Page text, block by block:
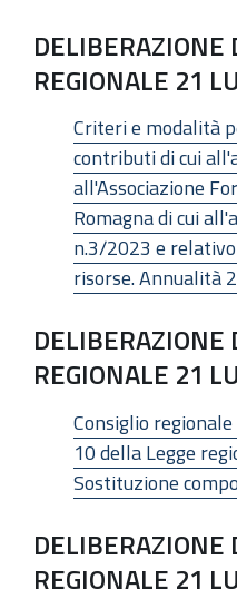
DELIBERAZIONE
REGIONALE 21
Criteri e modalità
contributi di cui
all'Associazione
Romagna di cui
n.3/2023 e
risorse. Annualità
DELIBERAZIONE
REGIONALE 21
Consiglio
10 della Legge
Sostituzione
DELIBERAZIONE
REGIONALE 21